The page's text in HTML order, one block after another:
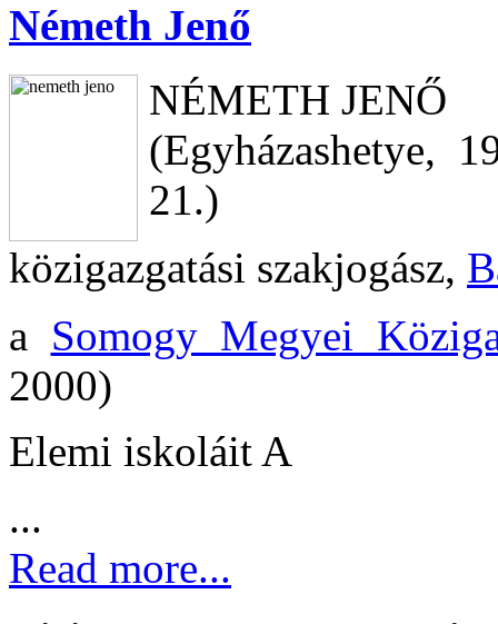
Németh Jenő
NÉMETH JENŐ
(Egyházashetye,
21.)
közigazgatási szakjogász,
a Somogy Megyei
2000)
Elemi iskoláit A
...
Read more...